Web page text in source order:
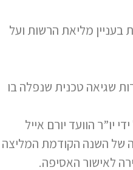
בעניין מליאת הרשות ועל
שגיאה טכנית שנפלה בו
הוועד יורם אייל
של השנה הקודמת המליצה
לאישור האסיפה.